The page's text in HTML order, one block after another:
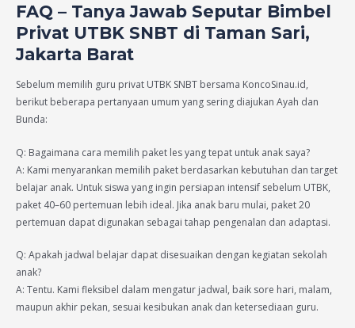
FAQ – Tanya Jawab Seputar Bimbel
Privat UTBK SNBT di Taman Sari,
Jakarta Barat
Sebelum memilih guru privat UTBK SNBT bersama KoncoSinau.id,
berikut beberapa pertanyaan umum yang sering diajukan Ayah dan
Bunda:
Q: Bagaimana cara memilih paket les yang tepat untuk anak saya?
A: Kami menyarankan memilih paket berdasarkan kebutuhan dan target
belajar anak. Untuk siswa yang ingin persiapan intensif sebelum UTBK,
paket 40–60 pertemuan lebih ideal. Jika anak baru mulai, paket 20
pertemuan dapat digunakan sebagai tahap pengenalan dan adaptasi.
Q: Apakah jadwal belajar dapat disesuaikan dengan kegiatan sekolah
anak?
A: Tentu. Kami fleksibel dalam mengatur jadwal, baik sore hari, malam,
maupun akhir pekan, sesuai kesibukan anak dan ketersediaan guru.